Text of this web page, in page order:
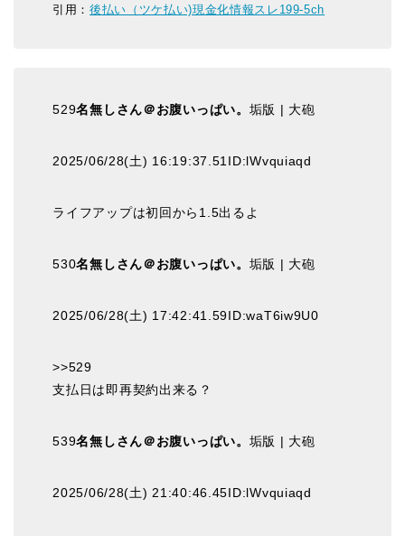
引用：後払い（ツケ払い)現金化情報スレ199-5ch
529名無しさん＠お腹いっぱい。 垢版 | 大砲
2025/06/28(土) 16:19:37.51ID:lWvquiaqd
ライフアップは初回から1.5出るよ
530名無しさん＠お腹いっぱい。 垢版 | 大砲
2025/06/28(土) 17:42:41.59ID:waT6iw9U0
>>529
支払日は即再契約出来る？
539名無しさん＠お腹いっぱい。 垢版 | 大砲
2025/06/28(土) 21:40:46.45ID:lWvquiaqd